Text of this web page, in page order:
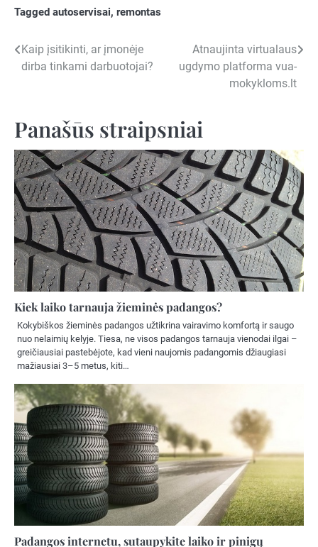
Tagged autoservisai, remontas
Navigacija
Kaip įsitikinti, ar įmonėje
dirba tinkami darbuotojai?
Atnaujinta virtualaus
ugdymo platforma vua-
mokykloms.lt
Panašūs straipsniai
Kiek laiko tarnauja žieminės padangos?
Kokybiškos žieminės padangos užtikrina vairavimo komfortą ir saugo
nuo nelaimių kelyje. Tiesa, ne visos padangos tarnauja vienodai ilgai –
greičiausiai pastebėjote, kad vieni naujomis padangomis džiaugiasi
mažiausiai 3–5 metus, kiti…
Padangos internetu, sutaupykite laiko ir pinigų